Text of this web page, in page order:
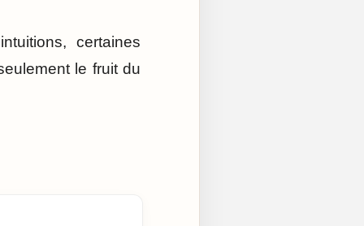
certaines
le fruit du